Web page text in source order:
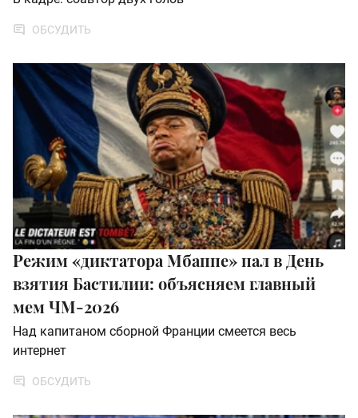
ОБСУДИТЬ
Режим «диктатора Мбаппе» пал в День
взятия Бастилии: объясняем главный
мем ЧМ-2026
Над капитаном сборной Франции смеется весь
интернет
ОБСУДИТЬ